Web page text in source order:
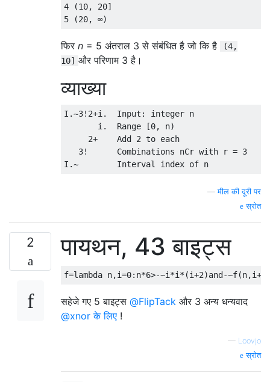
4 (10, 20]
फिर n = 5 अंतराल 3 से संबंधित है जो कि है
(4,
10] और परिणाम 3 है।
व्याख्या
I.~3!2+i.  Input: integer n
       i.  Range [0, n)
     2+    Add 2 to each
   3!      Combinations nCr with r = 3
—मील की दूरी पर
स्रोत
2 पायथन, 43 बाइट्स
सहेजे गए 5 बाइट्स @FlipTack और 3 अन्य धन्यवाद
@xnor के लिए !
— Loovjo
स्रोत